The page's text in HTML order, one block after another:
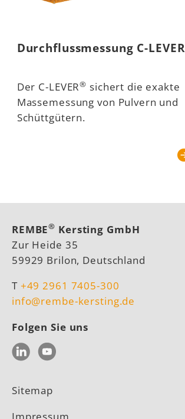
Durchflussmessung C-LEVER
Der C-LEVER® sichert die exakte
Massemessung von Pulvern und
Schüttgütern.
REMBE® Kersting GmbH
Zur Heide 35
59929 Brilon, Deutschland
T +49 2961 7405-300
info@rembe-kersting.de
Folgen Sie uns
LinkedInYouTube
Sitemap
Impressum